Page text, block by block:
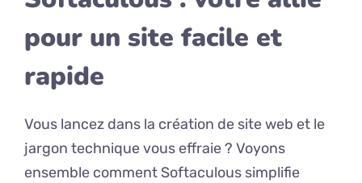
pour un site facile et
rapide
Vous lancez dans la création de site web et le
jargon technique vous effraie ? Voyons
ensemble comment Softaculous simplifie